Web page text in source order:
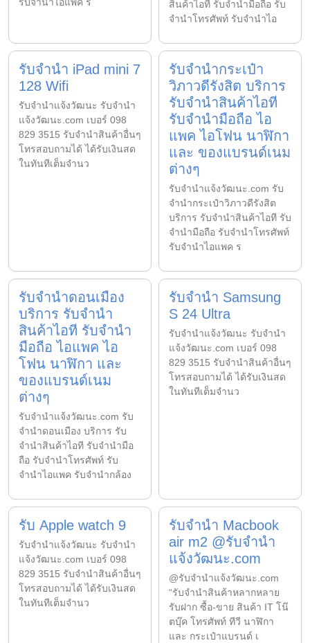
รับจำนำไอแพค รั
สินค้าไอที รับจำนำมือถือ รับ
จำนำโทรศัพท์ รับจำนำไอ
รับจำนำ iPad mini 7
128 Wifi
รับจํานําแจ้งวัฒนะ รับจํานํา
แจ้งวัฒนะ.com เบอร์ 098
829 3515 รับจำนำสินค้าอื่นๆ
โทรสอบถามได้ ได้รับเงินสด
ในทันทีเต็มจำนว
รับจำนำกระเป๋า
วิภาวดีรังสิต บริการ
รับจำนำสินค้าไอที
รับจำนำมือถือ ไอ
แพค ไอโฟน นาฬิกา
และ ของแบรนด์เนม
ต่างๆ
รับจํานําแจ้งวัฒนะ.com รับ
จำนำกระเป๋าวิภาวดีรังสิต
บริการ รับจำนำสินค้าไอที รับ
จำนำมือถือ รับจำนำโทรศัพท์
รับจำนำไอแพค ร
รับจำนำดอนเมือง
บริการ รับจำนำ
สินค้าไอที รับจำนำ
มือถือ ไอแพค ไอ
โฟน นาฬิกา และ
ของแบรนด์เนม
ต่างๆ
รับจํานําแจ้งวัฒนะ.com รับ
จำนำดอนเมือง บริการ รับ
จำนำสินค้าไอที รับจำนำมือ
ถือ รับจำนำโทรศัพท์ รับ
จำนำไอแพค รับจำนำกล้อง
รับจำนำ Samsung
S 24 Ultra
รับจํานําแจ้งวัฒนะ รับจํานํา
แจ้งวัฒนะ.com เบอร์ 098
829 3515 รับจำนำสินค้าอื่นๆ
โทรสอบถามได้ ได้รับเงินสด
ในทันทีเต็มจำนว
รับ Apple watch 9
รับจํานําแจ้งวัฒนะ รับจํานํา
แจ้งวัฒนะ.com เบอร์ 098
829 3515 รับจำนำสินค้าอื่นๆ
โทรสอบถามได้ ได้รับเงินสด
ในทันทีเต็มจำนว
รับจำนำ Macbook
air m2 @รับจำนำ
แจ้งวัฒนะ.com
@รับจำนำแจ้งวัฒนะ.com
“รับจำนำสินค้าหลากหลาย
รับฝาก ซื้อ-ขาย สินค้า IT โน๊
ตบุ๊ค โทรศัพท์ ทีวี นาฬิกา
และ กระเป๋าแบรนด์ เ